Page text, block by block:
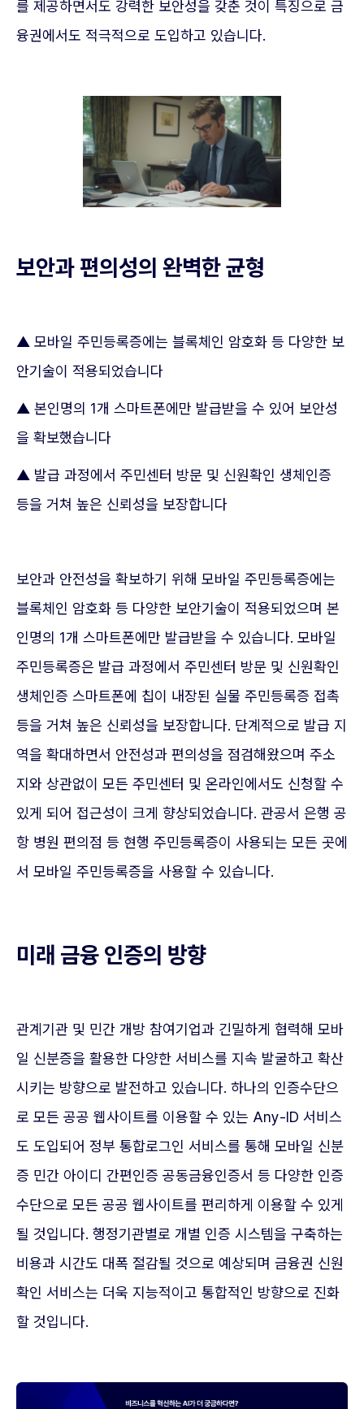
를 제공하면서도 강력한 보안성을 갖춘 것이 특징으로 금
융권에서도 적극적으로 도입하고 있습니다.
보안과 편의성의 완벽한 균형
▲ 모바일 주민등록증에는 블록체인 암호화 등 다양한 보
안기술이 적용되었습니다
▲ 본인명의 1개 스마트폰에만 발급받을 수 있어 보안성
을 확보했습니다
▲ 발급 과정에서 주민센터 방문 및 신원확인 생체인증
등을 거쳐 높은 신뢰성을 보장합니다
보안과 안전성을 확보하기 위해 모바일 주민등록증에는
블록체인 암호화 등 다양한 보안기술이 적용되었으며 본
인명의 1개 스마트폰에만 발급받을 수 있습니다. 모바일
주민등록증은 발급 과정에서 주민센터 방문 및 신원확인
생체인증 스마트폰에 칩이 내장된 실물 주민등록증 접촉
등을 거쳐 높은 신뢰성을 보장합니다. 단계적으로 발급 지
역을 확대하면서 안전성과 편의성을 점검해왔으며 주소
지와 상관없이 모든 주민센터 및 온라인에서도 신청할 수
있게 되어 접근성이 크게 향상되었습니다. 관공서 은행 공
항 병원 편의점 등 현행 주민등록증이 사용되는 모든 곳에
서 모바일 주민등록증을 사용할 수 있습니다.
미래 금융 인증의 방향
관계기관 및 민간 개방 참여기업과 긴밀하게 협력해 모바
일 신분증을 활용한 다양한 서비스를 지속 발굴하고 확산
시키는 방향으로 발전하고 있습니다. 하나의 인증수단으
로 모든 공공 웹사이트를 이용할 수 있는 Any-ID 서비스
도 도입되어 정부 통합로그인 서비스를 통해 모바일 신분
증 민간 아이디 간편인증 공동금융인증서 등 다양한 인증
수단으로 모든 공공 웹사이트를 편리하게 이용할 수 있게
될 것입니다. 행정기관별로 개별 인증 시스템을 구축하는
비용과 시간도 대폭 절감될 것으로 예상되며 금융권 신원
확인 서비스는 더욱 지능적이고 통합적인 방향으로 진화
할 것입니다.